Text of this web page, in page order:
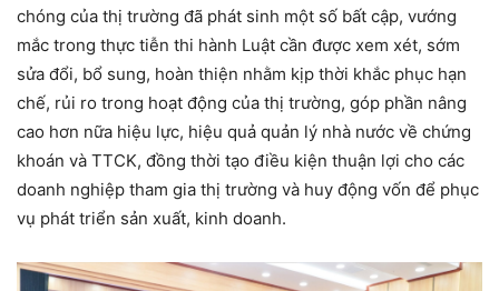
chóng của thị trường đã phát sinh một số bất cập, vướng
mắc trong thực tiễn thi hành Luật cần được xem xét, sớm
sửa đổi, bổ sung, hoàn thiện nhằm kịp thời khắc phục hạn
chế, rủi ro trong hoạt động của thị trường, góp phần nâng
cao hơn nữa hiệu lực, hiệu quả quản lý nhà nước về chứng
khoán và TTCK, đồng thời tạo điều kiện thuận lợi cho các
doanh nghiệp tham gia thị trường và huy động vốn để phục
vụ phát triển sản xuất, kinh doanh.